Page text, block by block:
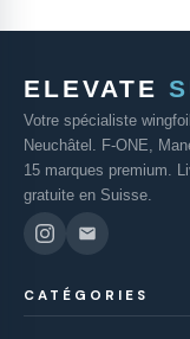
ELEVATE
Votre spécialiste
Neuchâtel. F-ONE,
15 marques premium.
gratuite en Suisse.
CATÉGORIES